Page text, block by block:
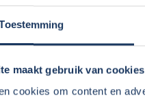
maakt gebruik van cookies
cookies om content en
reizigers aan dit
ons als tip mee gaf:
iets) tijdens de rit, zodat je
3 dingen: